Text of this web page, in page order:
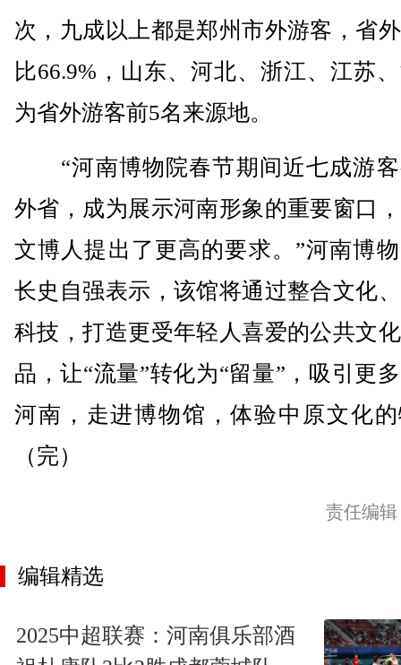
次，九成以上都是郑州市外游客，省
比66.9%，山东、河北、浙江、江苏
为省外游客前5名来源地。
“河南博物院春节期间近七成游客
外省，成为展示河南形象的重要窗口
文博人提出了更高的要求。”河南博
长史自强表示，该馆将通过整合文化
科技，打造更受年轻人喜爱的公共文
品，让“流量”转化为“留量”，吸引更
河南，走进博物馆，体验中原文化
（完）
责任编
编辑精选
2025中超联赛：河南俱乐部酒